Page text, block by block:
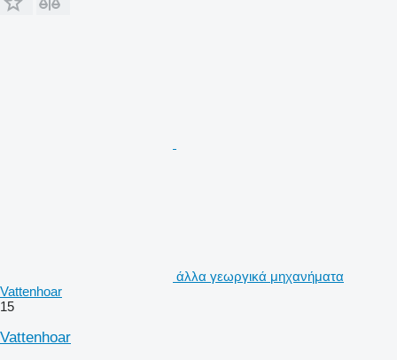
άλλα γεωργικά μηχανήματα
Vattenhoar
15
Vattenhoar